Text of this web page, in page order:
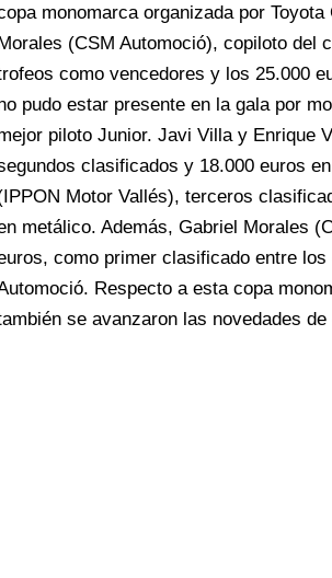
monomarca organizada por
(CSM Automoció), copiloto del
como vencedores y los 25.000
pudo estar presente en la gala por
piloto Junior. Javi Villa y Enrique
clasificados y 18.000 euros
Motor Vallés), terceros
metálico. Además, Gabriel Morales
como primer clasificado entre
Respecto a esta copa
se avanzaron las novedades de